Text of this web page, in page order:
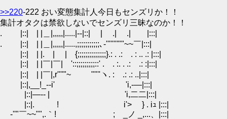
>>220-222 おい変態集計人今日もセンズリか！！
集計オタクは禁欲しないでセンズリ三昧なのか！！
. |::| | |＿|,,,,,|.....|--|::| | .| .| |:::|
. |::| | |＿|,,,,,|.....,;;;;;;;;;;;､‐''''''''""~~￣|:::|
|::| | |. | | {;;;;;;;;;;;;;;}.: . .: . : .. .: |:::|
|::| | |￣|￣| '::;;;;;;;;;::' . . :. . .: .: :|:::|
|::| | |￣|,r''''"~ ""''ヽ. : .: .: ..|:::|
|::|,__!_--i' 'i,-―|:::|
|::|―-- | 'i,二二|:::|
|::|. ! i'> } . iｭ |:::|
-''"￣~~"",.｀! ; _ノ _,...、|:::|